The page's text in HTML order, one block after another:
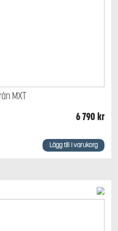
MXT
6 790 kr
Lägg till i varukorg